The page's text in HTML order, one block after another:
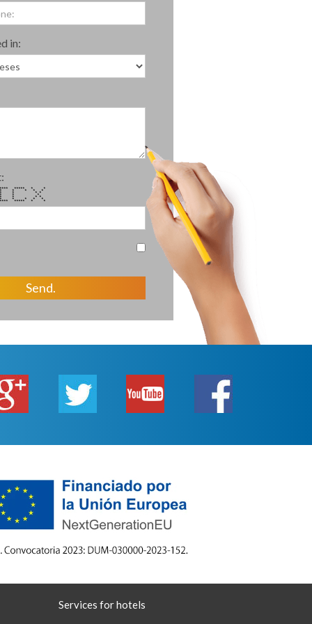
in:
***** * *
* * * *
* * *
* * *
* * *
* * * *
***** * *
Send.
Services for hotels